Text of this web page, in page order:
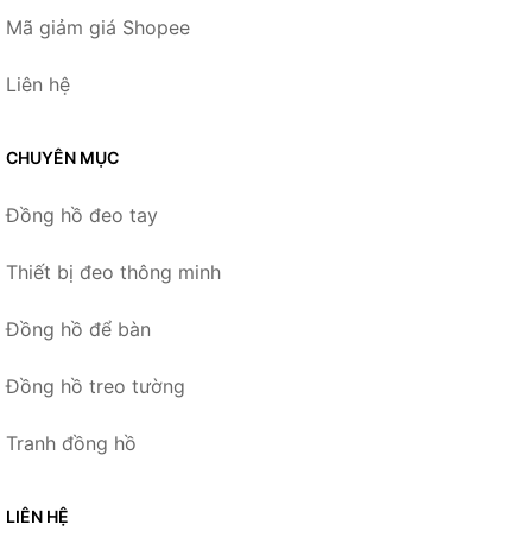
Mã giảm giá Shopee
Liên hệ
CHUYÊN MỤC
Đồng hồ đeo tay
Thiết bị đeo thông minh
Đồng hồ để bàn
Đồng hồ treo tường
Tranh đồng hồ
LIÊN HỆ